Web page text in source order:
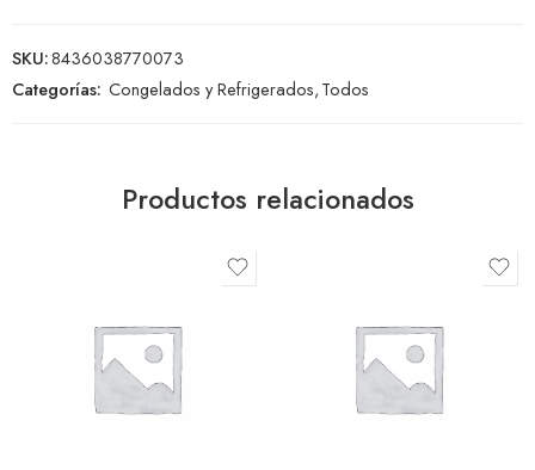
SKU:8436038770073
Categorías: Congelados y Refrigerados,Todos
Productos relacionados